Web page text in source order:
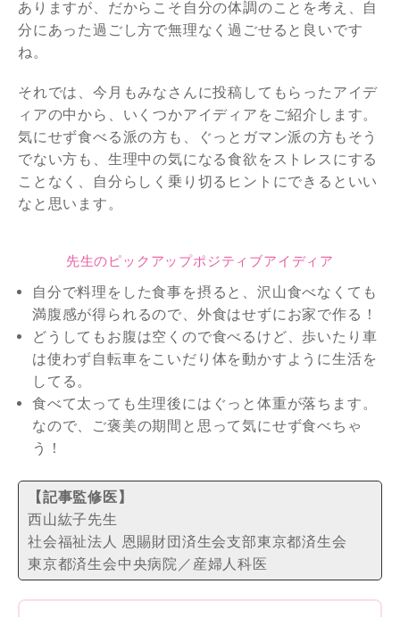
ありますが、だからこそ自分の体調のことを考え、自
分にあった過ごし方で無理なく過ごせると良いです
ね。
それでは、今月もみなさんに投稿してもらったアイデ
ィアの中から、いくつかアイディアをご紹介します。
気にせず食べる派の方も、ぐっとガマン派の方もそう
でない方も、生理中の気になる食欲をストレスにする
ことなく、自分らしく乗り切るヒントにできるといい
なと思います。
先生のピックアップポジティブアイディア
自分で料理をした食事を摂ると、沢山食べなくても
満腹感が得られるので、外食はせずにお家で作る！
どうしてもお腹は空くので食べるけど、歩いたり車
は使わず自転車をこいだり体を動かすように生活を
してる。
食べて太っても生理後にはぐっと体重が落ちます。
なので、ご褒美の期間と思って気にせず食べちゃ
う！
【記事監修医】
西山紘子先生
社会福祉法人 恩賜財団済生会支部東京都済生会
東京都済生会中央病院／産婦人科医